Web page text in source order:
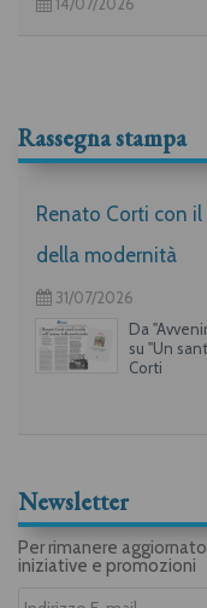
Rassegna stampa
Renato Corti con
della modernità
31/07/2026
Da
su "Un
Corti
Newsletter
Per rimanere
iniziative e promozioni